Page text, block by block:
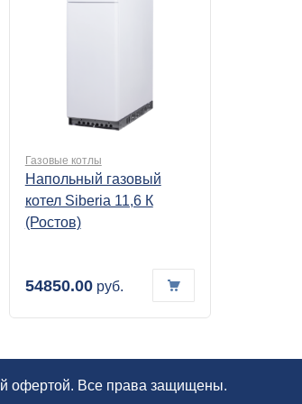
Газовые котлы
Напольный газовый
котел Siberia 11,6 К
(Ростов)
54850.00руб.
офертой. Все права защищены.